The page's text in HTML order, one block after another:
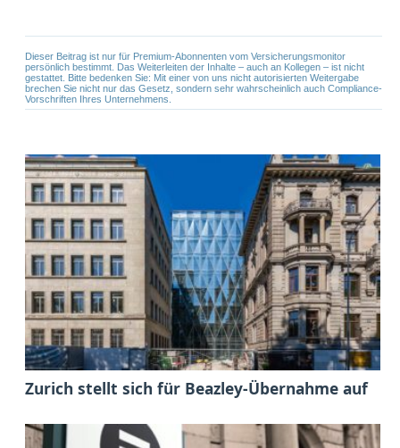
Dieser Beitrag ist nur für Premium-Abonnenten vom Versicherungsmonitor
persönlich bestimmt. Das Weiterleiten der Inhalte – auch an Kollegen – ist nicht
gestattet. Bitte bedenken Sie: Mit einer von uns nicht autorisierten Weitergabe
brechen Sie nicht nur das Gesetz, sondern sehr wahrscheinlich auch Compliance-
Vorschriften Ihres Unternehmens.
Zurich stellt sich für Beazley-Übernahme auf